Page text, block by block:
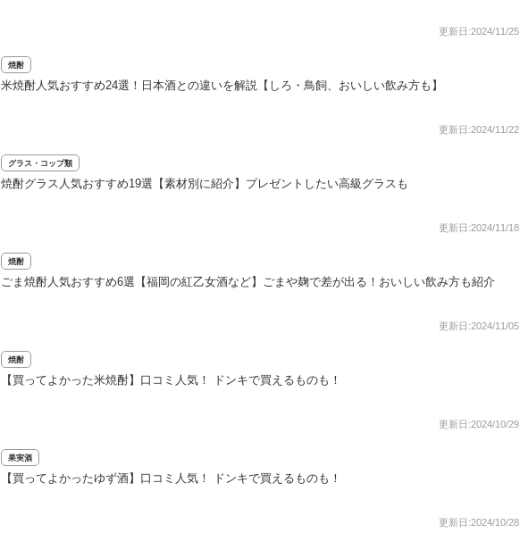
更新日:2024/11/25
焼酎
米焼酎人気おすすめ24選！日本酒との違いを解説【しろ・鳥飼、おいしい飲み方も】
更新日:2024/11/22
グラス・コップ類
焼酎グラス人気おすすめ19選【素材別に紹介】プレゼントしたい高級グラスも
更新日:2024/11/18
焼酎
ごま焼酎人気おすすめ6選【福岡の紅乙女酒など】ごまや麹で差が出る！おいしい飲み方も紹介
更新日:2024/11/05
焼酎
【買ってよかった米焼酎】口コミ人気！ ドンキで買えるものも！
更新日:2024/10/29
果実酒
【買ってよかったゆず酒】口コミ人気！ ドンキで買えるものも！
更新日:2024/10/28